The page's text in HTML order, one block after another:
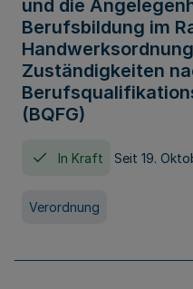
und die
Berufsbildung im
Zuständigkeiten
(BQFG)
In Kraft Seit 19.
Verordnung